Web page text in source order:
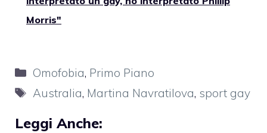
Morris"
Categorie
Omofobia, Primo Piano
Tag
Australia, Martina Navratilova, sport gay
Leggi Anche: